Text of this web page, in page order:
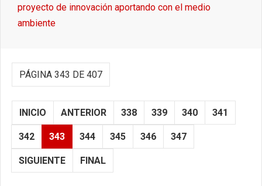
proyecto de innovación aportando con el medio
ambiente
PÁGINA 343 DE 407
INICIO ANTERIOR 338 339 340 341
342 343 344 345 346 347
SIGUIENTE FINAL